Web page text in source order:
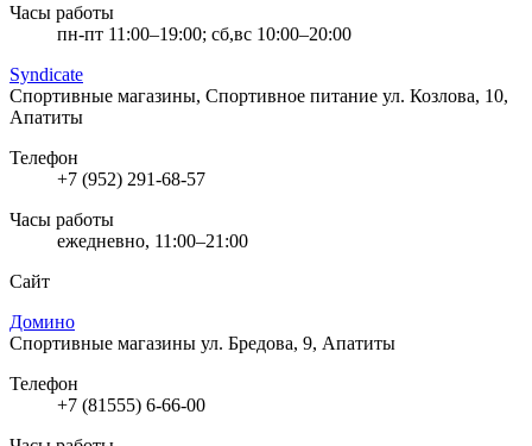
Часы работы
пн-пт 11:00–19:00; сб,вс 10:00–20:00
Syndicate
Спортивные магазины, Спортивное питание ул. Козлова, 10,
Апатиты
Телефон
+7 (952) 291-68-57
Часы работы
ежедневно, 11:00–21:00
Сайт
Домино
Спортивные магазины ул. Бредова, 9, Апатиты
Телефон
+7 (81555) 6-66-00